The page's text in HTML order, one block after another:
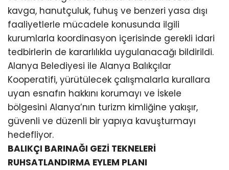
kavga, hanutçuluk, fuhuş ve benzeri yasa dışı
faaliyetlerle mücadele konusunda ilgili
kurumlarla koordinasyon içerisinde gerekli idari
tedbirlerin de kararlılıkla uygulanacağı bildirildi.
Alanya Belediyesi ile Alanya Balıkçılar
Kooperatifi, yürütülecek çalışmalarla kurallara
uyan esnafın hakkını korumayı ve İskele
bölgesini Alanya’nın turizm kimliğine yakışır,
güvenli ve düzenli bir yapıya kavuşturmayı
hedefliyor.
BALIKÇI BARINAĞI GEZİ TEKNELERİ
RUHSATLANDIRMA EYLEM PLANI